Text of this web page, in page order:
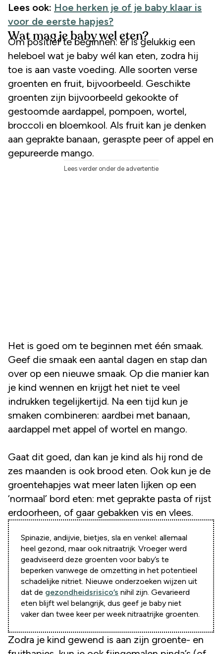
Lees ook: Hoe herken je of je baby klaar is
voor de eerste hapjes?
Wat mag je baby wel eten?
Om positief te beginnen: er is gelukkig een
heleboel wat je baby wél kan eten, zodra hij
toe is aan vaste voeding. Alle soorten verse
groenten en fruit, bijvoorbeeld. Geschikte
groenten zijn bijvoorbeeld gekookte of
gestoomde aardappel, pompoen, wortel,
broccoli en bloemkool. Als fruit kan je denken
aan geprakte banaan, geraspte peer of appel en
gepureerde mango.
Lees verder onder de advertentie
Het is goed om te beginnen met één smaak.
Geef die smaak een aantal dagen en stap dan
over op een nieuwe smaak. Op die manier kan
je kind wennen en krijgt het niet te veel
indrukken tegelijkertijd. Na een tijd kun je
smaken combineren: aardbei met banaan,
aardappel met appel of wortel en mango.
Gaat dit goed, dan kan je kind als hij rond de
zes maanden is ook brood eten. Ook kun je de
groentehapjes wat meer laten lijken op een
‘normaal’ bord eten: met geprakte pasta of rijst
erdoorheen, of gaar gebakken vis en vlees.
Spinazie, andijvie, bietjes, sla en venkel: allemaal
heel gezond, maar ook nitraatrijk. Vroeger werd
geadviseerd deze groenten voor baby’s te
beperken vanwege de omzetting in het potentieel
schadelijke nitriet. Nieuwe onderzoeken wijzen uit
dat de gezondheidsrisico’s nihil zijn. Gevarieerd
eten blijft wel belangrijk, dus geef je baby niet
vaker dan twee keer per week nitraatrijke groenten.
Zodra je kind gewend is aan zijn groente- en